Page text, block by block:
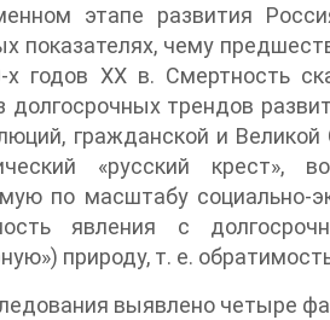
этапе развития
показателях, чему
х годов XX в. Смертность
долгосрочных трендов
гражданской и
«русский
по масштабу социально-
явления с
природу, т. е.
выявлено четыре